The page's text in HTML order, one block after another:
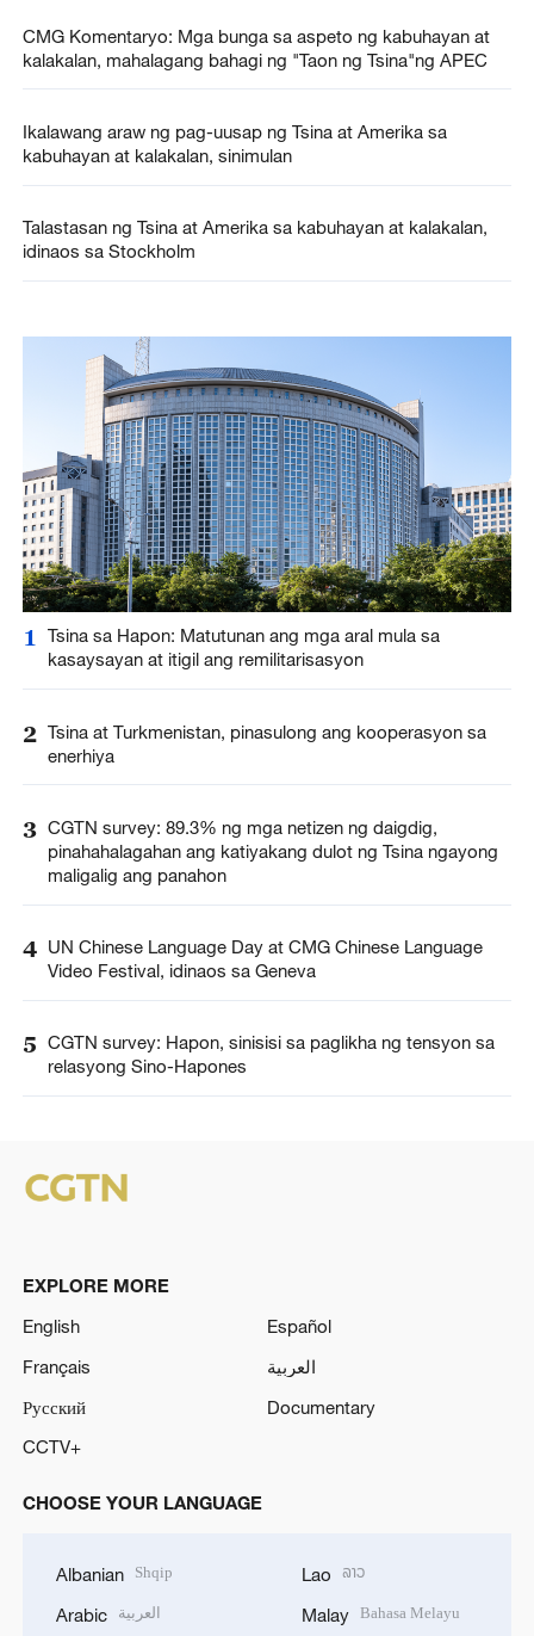
CMG Komentaryo: Mga bunga sa aspeto ng kabuhayan at
kalakalan, mahalagang bahagi ng "Taon ng Tsina"ng APEC
Ikalawang araw ng pag-uusap ng Tsina at Amerika sa
kabuhayan at kalakalan, sinimulan
Talastasan ng Tsina at Amerika sa kabuhayan at kalakalan,
idinaos sa Stockholm
1
Tsina sa Hapon: Matutunan ang mga aral mula sa
kasaysayan at itigil ang remilitarisasyon
2 Tsina at Turkmenistan, pinasulong ang kooperasyon sa
enerhiya
3 CGTN survey: 89.3% ng mga netizen ng daigdig,
pinahahalagahan ang katiyakang dulot ng Tsina ngayong
maligalig ang panahon
4 UN Chinese Language Day at CMG Chinese Language
Video Festival, idinaos sa Geneva
5 CGTN survey: Hapon, sinisisi sa paglikha ng tensyon sa
relasyong Sino-Hapones
EXPLORE MORE
English
Español
Français
العربية
Русский
Documentary
CCTV+
CHOOSE YOUR LANGUAGE
Albanian Shqip
Arabic العربية
Lao ລາວ
Malay Bahasa Melayu